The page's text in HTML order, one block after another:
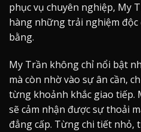
phục vụ chuyên nghiệp, My
hàng những trải nghiệm độc
bằng.
My Trần không chỉ nổi bật
mà còn nhờ vào sự ân cần,
từng khoảnh khắc giao tiếp.
sẽ cảm nhận được sự thoải
đẳng cấp. Từng chi tiết nhỏ,